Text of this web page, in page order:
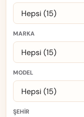
MARKA
MODEL
ŞEHIR